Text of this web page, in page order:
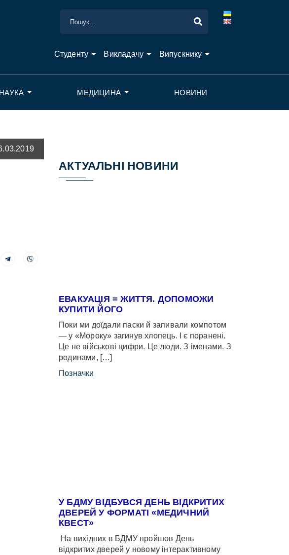
Студенту Викладачу Випускнику
НАУКА МЕДИЦИНА НОВИНИ
АКТУАЛЬНІ НОВИНИ
ЕВАКУАЦІЯ = ЖИТТЯ. ДОПОМОЖИ
КУПИТИ ЙОГО
Поки ми доїдали паски й запивали компотом
— у «Мороку» загинув хлопець. І є поранені.
Це не військові цифри. Це люди. З іменами. З
родинами, […]
Позначки
У БДМУ ВІДБУВСЯ ДЕНЬ ВІДКРИТИХ
ДВЕРЕЙ У ФОРМАТІ «МЕДИЧНИЙ
КВЕСТ»
На вихідних в БДМУ пройшов День
відкритих дверей у новому інтерактивному